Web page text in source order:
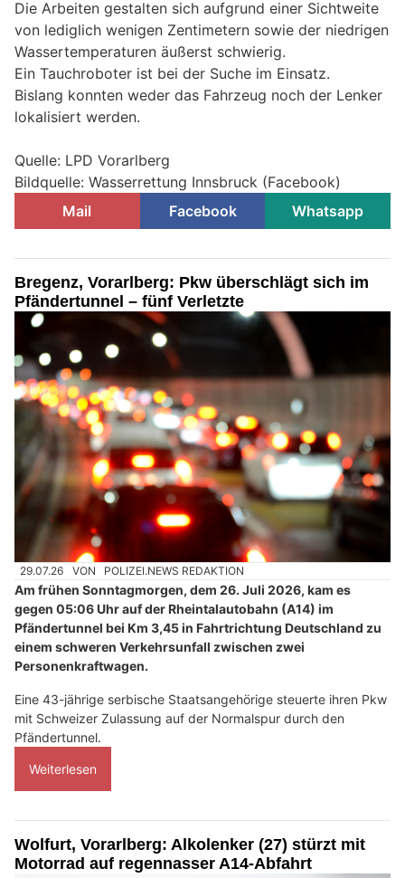
Die Arbeiten gestalten sich aufgrund einer Sichtweite
von lediglich wenigen Zentimetern sowie der niedrigen
Wassertemperaturen äußerst schwierig.
Ein Tauchroboter ist bei der Suche im Einsatz.
Bislang konnten weder das Fahrzeug noch der Lenker
lokalisiert werden.
Quelle: LPD Vorarlberg
Bildquelle: Wasserrettung Innsbruck (Facebook)
Mail
Facebook Whatsapp
Bregenz, Vorarlberg: Pkw überschlägt sich im
Pfändertunnel – fünf Verletzte
29.07.26 VON POLIZEI.NEWS REDAKTION
Am frühen Sonntagmorgen, dem 26. Juli 2026, kam es
gegen 05:06 Uhr auf der Rheintalautobahn (A14) im
Pfändertunnel bei Km 3,45 in Fahrtrichtung Deutschland zu
einem schweren Verkehrsunfall zwischen zwei
Personenkraftwagen.
Eine 43-jährige serbische Staatsangehörige steuerte ihren Pkw
mit Schweizer Zulassung auf der Normalspur durch den
Pfändertunnel.
Weiterlesen
Wolfurt, Vorarlberg: Alkolenker (27) stürzt mit
Motorrad auf regennasser A14-Abfahrt